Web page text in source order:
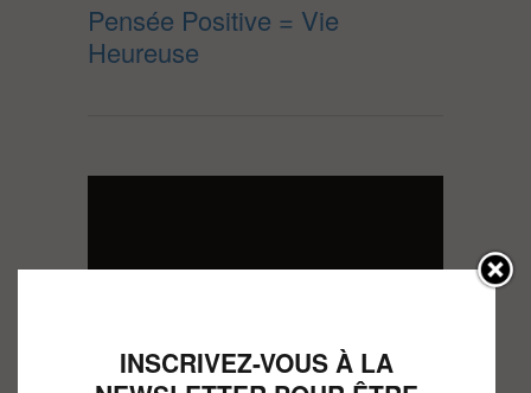
Pensée Positive = Vie
Heureuse
INSCRIVEZ-VOUS À LA